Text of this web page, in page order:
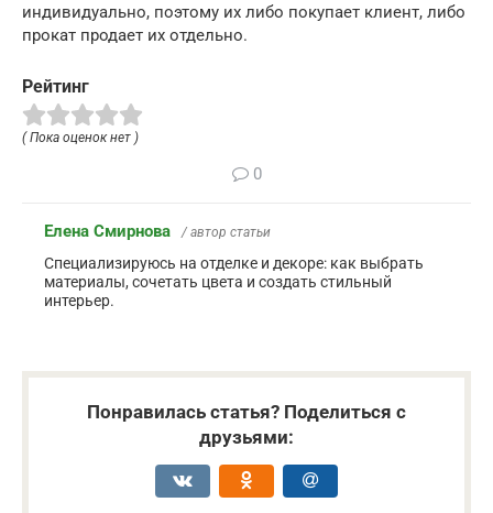
индивидуально, поэтому их либо покупает клиент, либо
прокат продает их отдельно.
Рейтинг
( Пока оценок нет )
0
Елена Смирнова / автор статьи
Специализируюсь на отделке и декоре: как выбрать
материалы, сочетать цвета и создать стильный
интерьер.
Понравилась статья? Поделиться с
друзьями: